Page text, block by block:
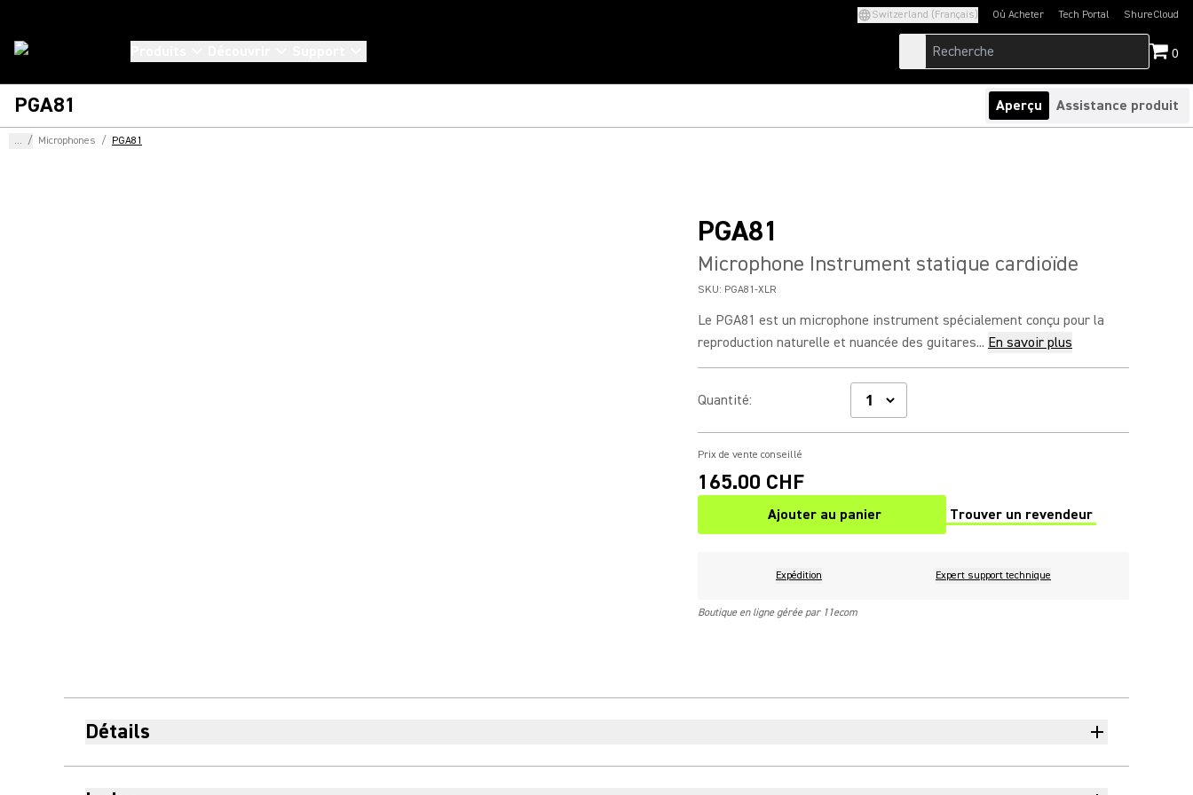
Switzerland (Français) Où Acheter Tech Portal
(Opens in a new tab)ShureCloud
(Opens in a new
0
PGA81 Aperçu Assistance produit
... / Microphones / PGA81
PGA81
Microphone Instrument statique cardioïde
SKU: PGA81-XLR
Le PGA81 est un microphone instrument spécialement conçu pour la
reproduction naturelle et nuancée des guitares... En savoir plus
Quantité:
Prix de vente conseillé
165.00 CHF
Ajouter au panier Trouver un revendeur
(Opens in a new tab)
Expédition Expert support technique
Boutique en ligne gérée par 11ecom
Détails